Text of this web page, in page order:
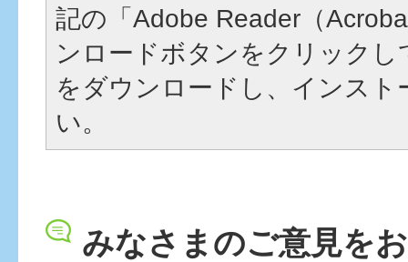
記の「Adobe Reader（
ンロードボタンをクリック
をダウンロードし、インスト
い。
みなさまのご意見を